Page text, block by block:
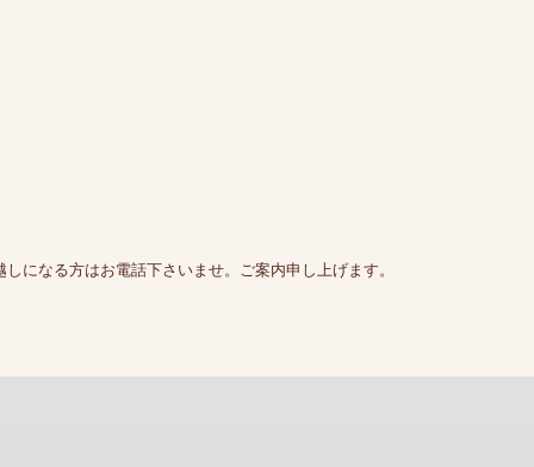
になる方はお電話下さいませ。ご案内申し上げます。